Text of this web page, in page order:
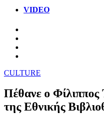
VIDEO
CULTURE
Πέθανε ο
της Εθνικής